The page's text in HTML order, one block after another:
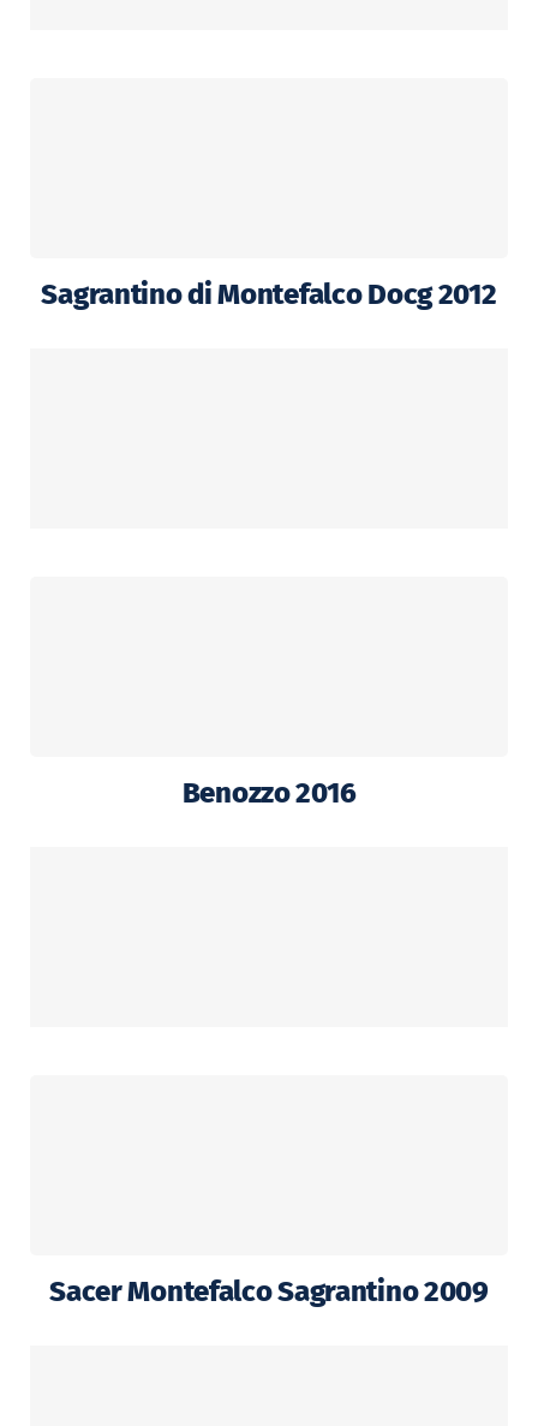
Sagrantino di Montefalco Docg 2012
Benozzo 2016
Sacer Montefalco Sagrantino 2009